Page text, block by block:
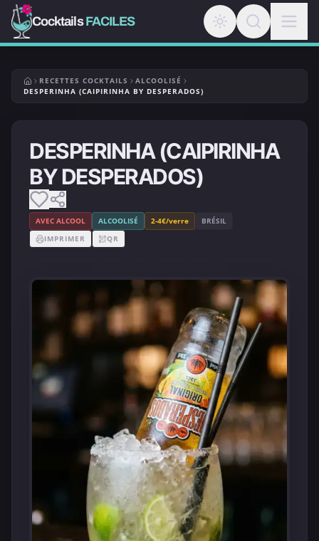
CocktailsFACILES
RECETTES COCKTAILS
ALCOOLISÉ
DESPERINHA (CAIPIRINHA BY DESPERADOS)
DESPERINHA (CAIPIRINHA
BY DESPERADOS)
AVEC ALCOOL ALCOOLISÉ 2-4€/verre
BRÉSIL
IMPRIMER
QR